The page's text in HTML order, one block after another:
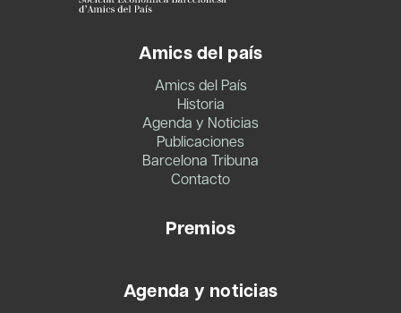
Amics del país
Amics del País
Historia
Agenda y Noticias
Publicaciones
Barcelona Tribuna
Contacto
Premios
Agenda y noticias